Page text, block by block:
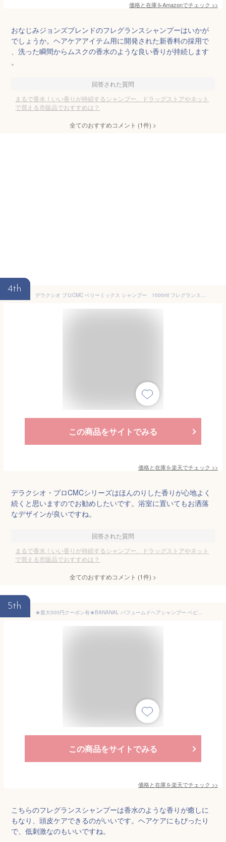
価格と在庫をAmazonでチェック >>
おなじみジョンズブレンドのフレグランスシャンプーはいかが
でしょうか。ヘアケアアイテム用に開発された新香料の採用で
、洗った瞬間からムスクの香水のような良い香りが持続します
。
回答された質問
まるで香水！いい香りが持続するシャンプー、ドラッグストアやネット
で買える市販品でおすすめは？
全てのおすすめコメント (1件) >
4th
デラクシオ プロCMC ベリーミックス シャンプー 1000ml フレグランスシリーズ ノンシリコン サロン 千代田化学 DELAXIOR
この商品をサイトでみる
価格と在庫を楽天でチェック >>
デラクシオ・プロCMCシリーズはほんのりした香りが心地よく
続くと思いますのでお勧めしたいです。浴室に置いてもお洒落
なデザインが良いですね。
回答された質問
まるで香水！いい香りが持続するシャンプー、ドラッグストアやネット
で買える市販品でおすすめは？
全てのおすすめコメント (1件) >
5th
★最大500円クーポン有★BANANAL パフュームドヘアシャンプー ベビームスク 500ml【正規品】 ( バナナル 低刺激 香水シャンプー ヘアケア ヘアフレグランス モテ香水 頭皮ケア 韓国 韓国ヘアケア コスメチック )
この商品をサイトでみる
価格と在庫を楽天でチェック >>
こちらのフレグランスシャンプーは香水のような香りが癒しに
もなり、頭皮ケアできるのがいいです。ヘアケアにもぴったり
で、低刺激なのもいいですね。